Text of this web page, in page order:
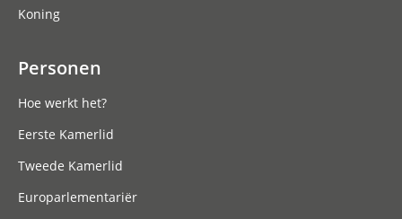
Koning
Personen
Hoe werkt het?
Eerste Kamerlid
Tweede Kamerlid
Europarlementariër